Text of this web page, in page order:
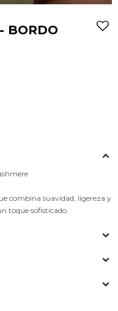
BORDO
combina suavidad, ligereza y
toque sofisticado.